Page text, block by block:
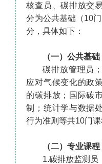
核查员、碳排放交
分为公共基础（10
分，具体如下：
（一）公共基础
碳排放管理员
应对气候变化的政
的碳排放；国际碳
制；统计学与数据
行为准则等共10门课
（二）专业课程
1.碳排放监测员